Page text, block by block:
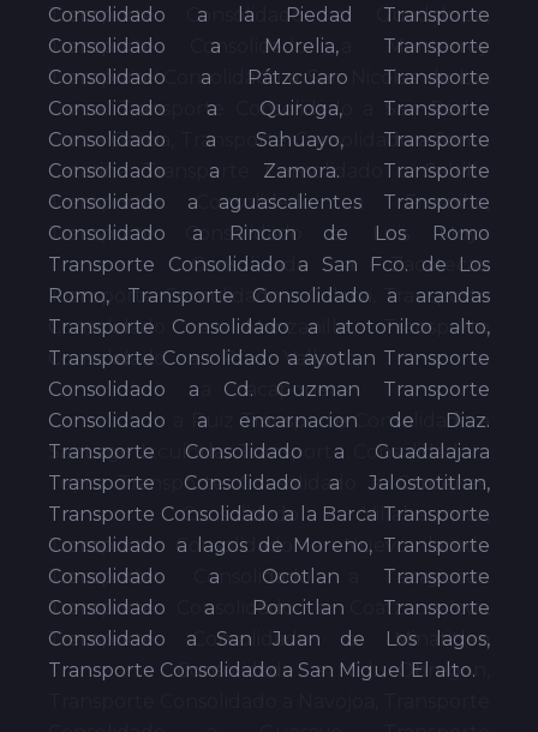
Consolidado a la Piedad Transporte
Consolidado a Morelia, Transporte
Consolidado a Pátzcuaro Transporte
Consolidado a Quiroga, Transporte
Consolidado a Sahuayo, Transporte
Consolidado a Zamora. Transporte
Consolidado a aguascalientes Transporte
Consolidado a Rincon de Los Romo
Transporte Consolidado a San Fco. de Los
Romo, Transporte Consolidado a arandas
Transporte Consolidado a atotonilco alto,
Transporte Consolidado a ayotlan Transporte
Consolidado a Cd. Guzman Transporte
Consolidado a encarnacion de Diaz.
Transporte Consolidado a Guadalajara
Transporte Consolidado a Jalostotitlan,
Transporte Consolidado a la Barca Transporte
Consolidado a lagos de Moreno, Transporte
Consolidado a Ocotlan Transporte
Consolidado a Poncitlan Transporte
Consolidado a San Juan de Los lagos,
Transporte Consolidado a San Miguel El alto.